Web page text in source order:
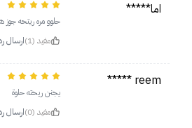
اما*****
حلوو مره ريتحه جوز
مفيد (1)
ارسال
reem *****
يجنن ريحته حلوة
مفيد (0)
ارسال